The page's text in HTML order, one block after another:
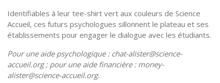
Identifiables à leur tee-shirt vert aux couleurs de Science
Accueil, ces futurs psychologues sillonnent le plateau et ses
établissements pour engager le dialogue avec les étudiants.
Pour une aide psychologique : chat-alister@science-
accueil.org; pour une aide financière : money-
alister@science-accueil.org.